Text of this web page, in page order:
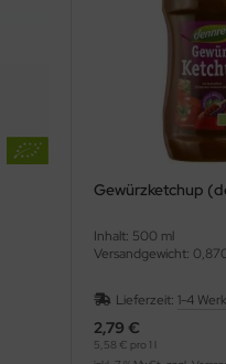
Gewürzketchup
Inhalt: 500 ml
Versandgewicht:
Lieferzeit: 1-4
2,79 €
5,58 € pro 1 l